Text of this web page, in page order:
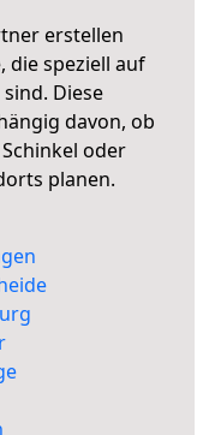
erstellen
die speziell auf
Diese
davon, ob
oder
planen.